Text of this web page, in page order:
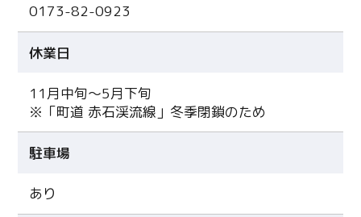
0173-82-0923
休業日
11月中旬～5月下旬
※「町道 赤石渓流線」冬季閉鎖のため
駐車場
あり